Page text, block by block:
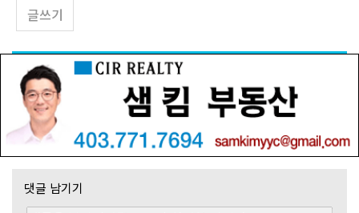
글쓰기
댓글 남기기